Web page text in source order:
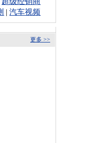
|汽车视频
更多 >>